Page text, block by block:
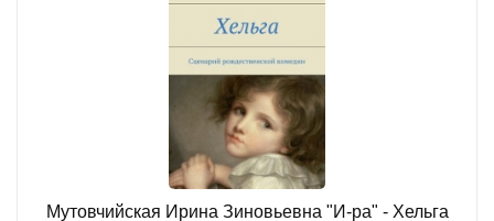
Мутовчийская Ирина Зиновьевна "И-ра" - Хельга